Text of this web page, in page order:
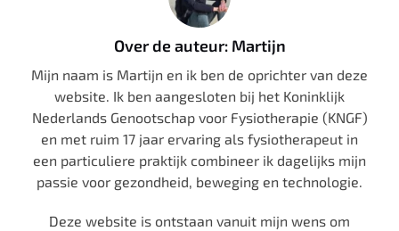
Over de auteur: Martijn
Mijn naam is Martijn en ik ben de oprichter van deze
website. Ik ben aangesloten bij het Koninklijk
Nederlands Genootschap voor Fysiotherapie (KNGF)
en met ruim 17 jaar ervaring als fysiotherapeut in
een particuliere praktijk combineer ik dagelijks mijn
passie voor gezondheid, beweging en technologie.
Deze website is ontstaan vanuit mijn wens om